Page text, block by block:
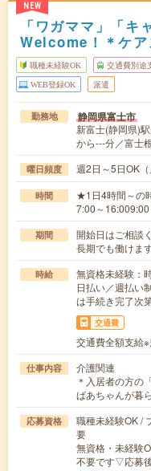
NEW
「ワガママ」「キ
Welcome！＊ケア
職種未経験OK 交通費別途
WEB登録OK 派遣
勤務地 静岡県富士市
新富士(静岡県)
から---分／富士
曜日頻度 週2日～5日OK
時間
★1日4時間～の
7:00～
期間
開始日はご相
長期でも働けま
時給
無資格未経験
日払い／週払い
は手続き完了次
交通費
交通費全額支給
仕事内容
介護関連
＊入居者の方の
ばあちゃんが暮
応募資格
職種未経験OK /
要
無資格・未経験
不要です▽応募